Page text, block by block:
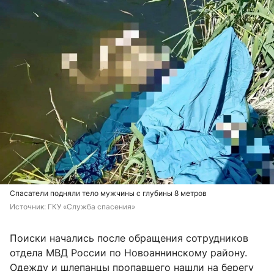
Спасатели подняли тело мужчины с глубины 8 метров
Источник: ГКУ «Служба спасения»
Поиски начались после обращения сотрудников
отдела МВД России по Новоаннинскому району.
Одежду и шлепанцы пропавшего нашли на берегу